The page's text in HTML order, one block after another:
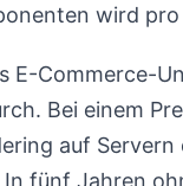
wird
E-Commerce-
Bei einem
auf
fünf Jahren